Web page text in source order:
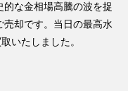
な金相場高騰の波を捉
売却です。当日の最高水
いたしました。